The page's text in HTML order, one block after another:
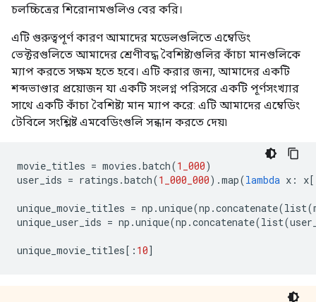
চলচ্চিত্রের শিরোনামগুলিও বের করি।
এটি গুরুত্বপূর্ণ কারণ আমাদের মডেলগুলিতে এম্বেডিং
ভেক্টরগুলিতে আমাদের শ্রেণীবদ্ধ বৈশিষ্ট্যগুলির কাঁচা মানগুলিকে
ম্যাপ করতে সক্ষম হতে হবে। এটি করার জন্য, আমাদের একটি
শব্দভাণ্ডার প্রয়োজন যা একটি সংলগ্ন পরিসরে একটি পূর্ণসংখ্যার
সাথে একটি কাঁচা বৈশিষ্ট্য মান ম্যাপ করে: এটি আমাদের এম্বেডিং
টেবিলে সংশ্লিষ্ট এমবেডিংগুলি সন্ধান করতে দেয়৷
movie_titles = movies .batch(1_000)
user_ids = ratings .batch(1_000_000).map(lambda x : x[
unique_movie_titles = np .unique(np .concatenate(list(
unique_user_ids = np .unique(np .concatenate(list(
unique_movie_titles[: 10]